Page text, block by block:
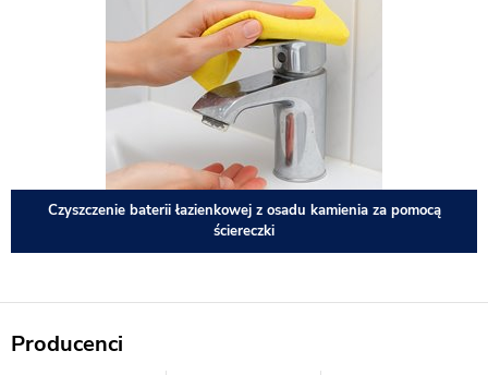
Czyszczenie baterii łazienkowej z osadu kamienia za pomocą
ściereczki
Producenci